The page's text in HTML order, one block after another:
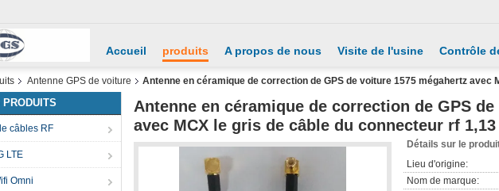
Accueil produits A propos de nous Visite de l'usine Contrôle
Antenne GPS de voiture Antenne en céramique de correction de GPS de voiture 1575 mégahertz avec
câbles RF
LTE
Omni
Antenne en céramique de correction de GPS
avec MCX le gris de câble du connecteur rf 1,13
Détails sur le
Lieu d'origine:
Nom de marque: